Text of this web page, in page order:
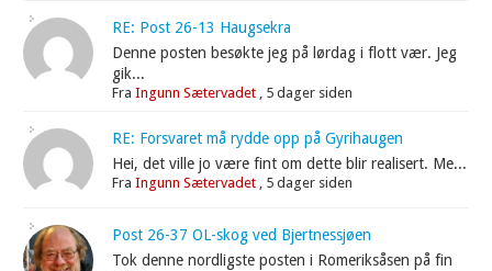
RE: Post 26-13 Haugsekra
Denne posten besøkte jeg på lørdag i flott vær. Jeg
gik...
FraIngunn Sætervadet , 5 dager siden
RE: Forsvaret må rydde opp på Gyrihaugen
Hei, det ville jo være fint om dette blir realisert. Me...
FraIngunn Sætervadet , 5 dager siden
Post 26-37 OL-skog ved Bjertnessjøen
Tok denne nordligste posten i Romeriksåsen på fin